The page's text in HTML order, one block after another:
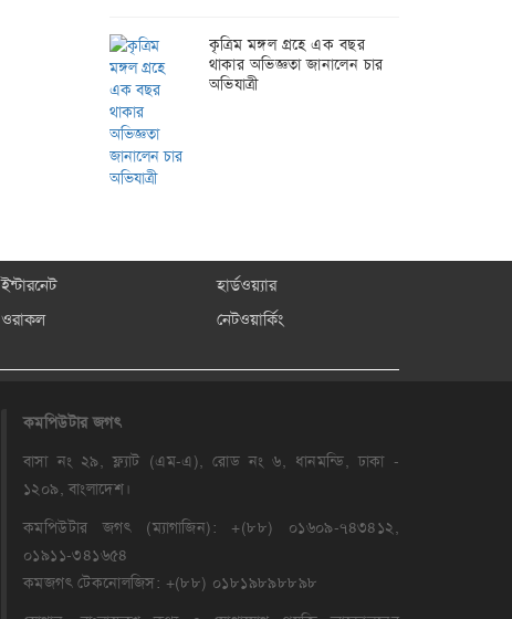
কৃত্রিম মঙ্গল গ্রহে এক বছর
থাকার অভিজ্ঞতা জানালেন চার
অভিযাত্রী
ইন্টারনেট
হার্ডওয়্যার
ওরাকল
নেটওয়ার্কিং
কমপিউটারজগৎ
বাসা নং ২৯, ফ্ল্যাট (এম-এ), রোড নং ৬, ধানমন্ডি, ঢাকা -
১২০৯, বাংলাদেশ।
কমপিউটার জগৎ (ম্যাগাজিন): +(৮৮) ০১৬০৯-৭৪৩৪১২,
০১৯১১-৩৪১৬৫৪
কমজগৎ টেকনোলজিস: +(৮৮) ০১৮১৯৮৯৮৮৯৮